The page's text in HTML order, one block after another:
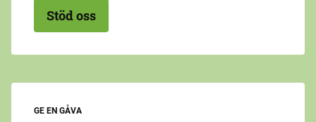
Stöd oss
GE EN GÅVA